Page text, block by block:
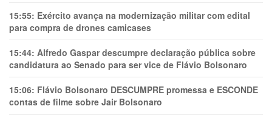
15:55: Exército avança na modernização militar com edital
para compra de drones camicases
15:44: Alfredo Gaspar descumpre declaração pública sobre
candidatura ao Senado para ser vice de Flávio Bolsonaro
15:06: Flávio Bolsonaro DESCUMPRE promessa e ESCONDE
contas de filme sobre Jair Bolsonaro